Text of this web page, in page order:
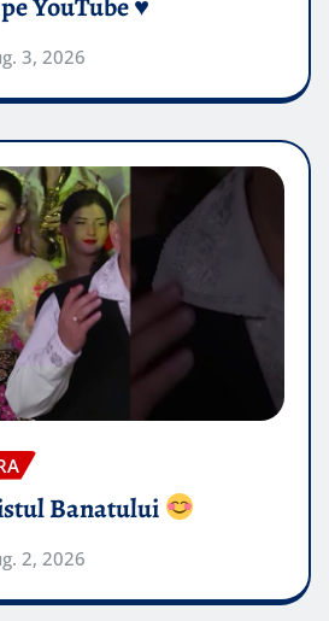
YouTube ♥️
3, 2026
Banatului
2, 2026